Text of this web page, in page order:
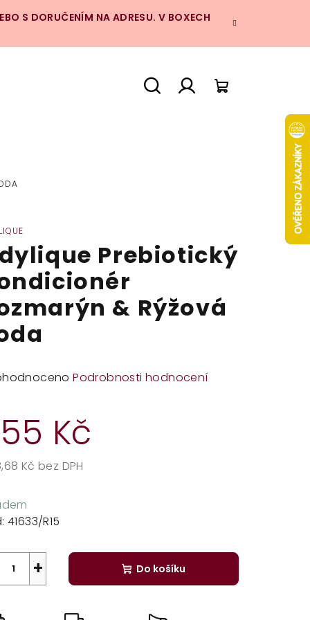
S DORUČENÍM NA ADRESU. V BOXECH
Prebiotický
& Rýžová
Podrobnosti hodnocení
Kč
Kč bez DPH
41633/R15
+ Do košíku